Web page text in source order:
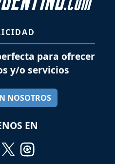
para ofrecer
y/o servicios
NOSOTROS
EN